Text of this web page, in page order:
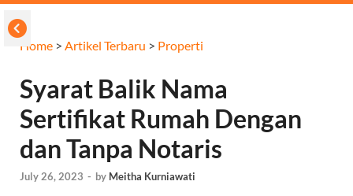
Home > Artikel Terbaru > Properti
Syarat Balik Nama
Sertifikat Rumah Dengan
dan Tanpa Notaris
July 26, 2023 - by Meitha Kurniawati